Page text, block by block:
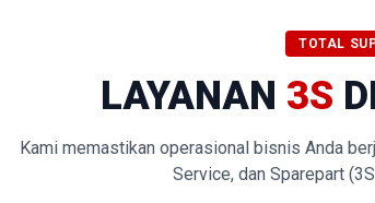
TOTAL
LAYANAN 3S
Kami memastikan operasional bisnis Anda
Service, dan Sparepart